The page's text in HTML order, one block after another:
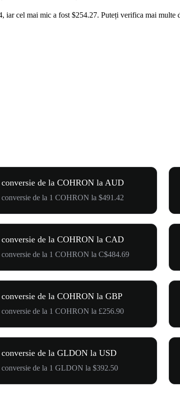
cel mai mic a fost $254.27. Puteți verifica mai
conversie de la COHRON la AUD
conversie de la 1 COHRON la $491.42
conversie de la COHRON la CAD
conversie de la 1 COHRON la C$484.69
conversie de la COHRON la GBP
conversie de la 1 COHRON la £256.90
conversie de la GLDON la USD
conversie de la 1 GLDON la $392.50